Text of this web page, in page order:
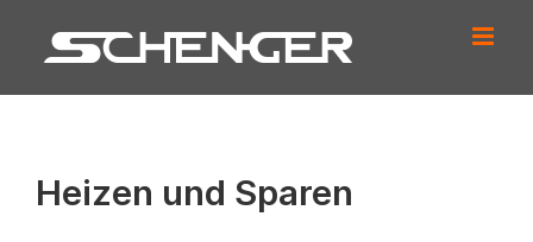
Inhalt
Heizen und Sparen